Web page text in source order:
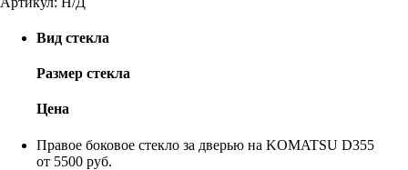
Вид стекла
Размер стекла
Цена
Правое боковое стекло за дверью на KOMATSU D355
от 5500 руб.